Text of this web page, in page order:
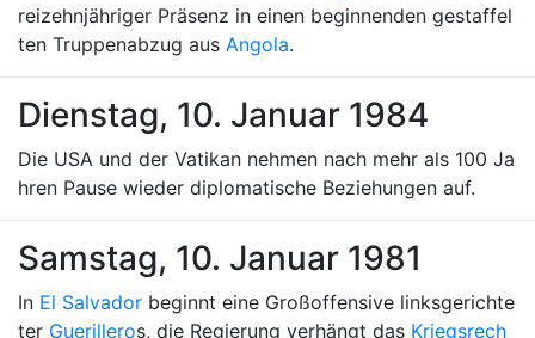
reizehnjähriger Präsenz in einen beginnenden gestaffel
ten Truppenabzug aus Angola.
Dienstag, 10. Januar 1984
Die USA und der Vatikan nehmen nach mehr als 100 Ja
hren Pause wieder diplomatische Beziehungen auf.
Samstag, 10. Januar 1981
In El Salvador beginnt eine Großoffensive linksgerichte
ter Guerilleros, die Regierung verhängt das Kriegsrech